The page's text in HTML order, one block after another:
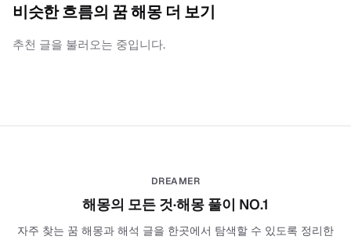
비슷한 흐름의 꿈 해몽 더 보기
추천 글을 불러오는 중입니다.
DREAMER
해몽의 모든 것·해몽 풀이 NO.1
자주 찾는 꿈 해몽과 해석 글을 한곳에서 탐색할 수 있도록 정리한